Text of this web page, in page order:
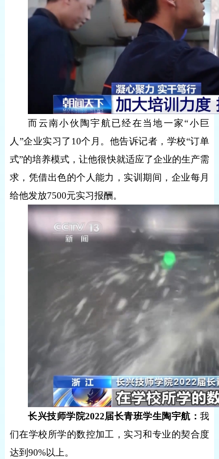
而云南小伙陶宇航已经在当地一家“小巨
人”企业实习了10个月。他告诉记者，学校“订单
式”的培养模式，让他很快就适应了企业的生产需
求，凭借出色的个人能力，实训期间，企业每月
给他发放7500元实习报酬。
长兴技师学院2022届长青班学生陶宇航： 我
们在学校所学的数控加工，实习和专业的契合度
达到90%以上。